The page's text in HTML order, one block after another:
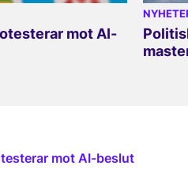
mot AI-
mot AI-beslut